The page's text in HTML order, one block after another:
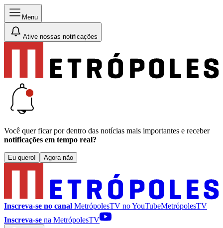
Menu
Ative nossas notificações
Você quer ficar por dentro das notícias mais importantes e receber
notificações em tempo real?
Eu quero! Agora não
Inscreva-se no canal MetrópolesTV noYouTubeMetrópolesTV
Inscreva-se na MetrópolesTV